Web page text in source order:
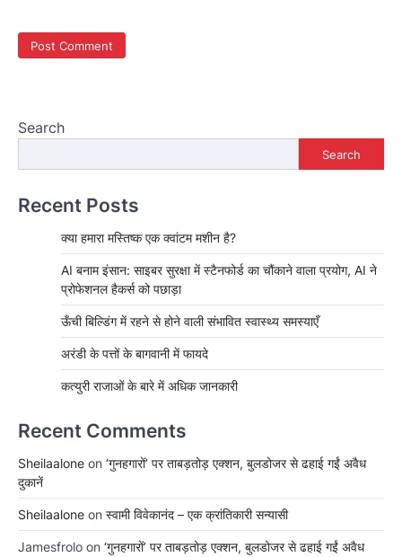
Search
Search
Recent Posts
क्या हमारा मस्तिष्क एक क्वांटम मशीन है?
AI बनाम इंसान: साइबर सुरक्षा में स्टैनफोर्ड का चौंकाने वाला प्रयोग, AI ने
प्रोफेशनल हैकर्स को पछाड़ा
ऊँची बिल्डिंग में रहने से होने वाली संभावित स्वास्थ्य समस्याएँ
अरंडी के पत्तों के बागवानी में फायदे
कत्युरी राजाओं के बारे में अधिक जानकारी
Recent Comments
Sheilaalone on ‘गुनहगारों’ पर ताबड़तोड़ एक्शन, बुलडोजर से ढहाई गईं अवैध
दुकानें
Sheilaalone on स्वामी विवेकानंद – एक क्रांतिकारी सन्यासी
Jamesfrolo on ‘गुनहगारों’ पर ताबड़तोड़ एक्शन, बुलडोजर से ढहाई गईं अवैध